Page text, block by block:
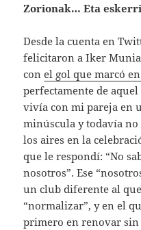
Zorionak… Eta
Desde la cuenta en
felicitaron a Iker
conel gol que marcó
perfectamente de
vivía con mi pareja en
minúscula y todavía no
los aires en la
que le respondí: “No
nosotros”. Ese
un club diferente al
“normalizar”, y en el
primero en renovar sin